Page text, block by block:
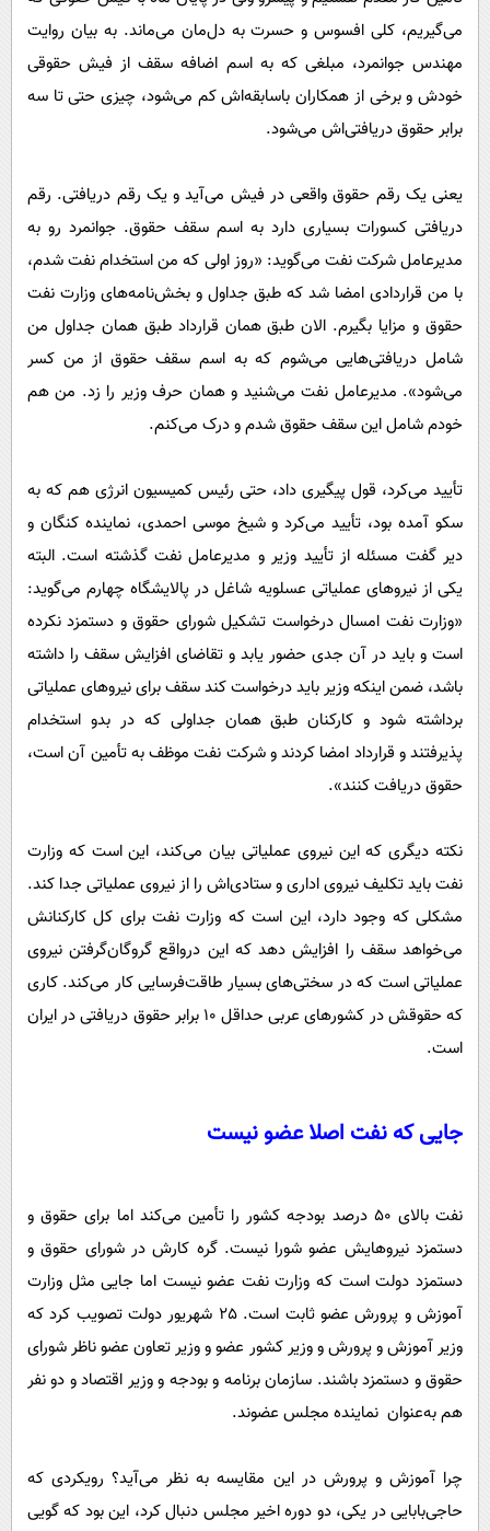
می‌گیریم، کلی افسوس و حسرت به دل‌مان می‌ماند. به بیان روایت
مهندس جوانمرد، مبلغی که به اسم اضافه سقف از فیش حقوقی
خودش و برخی از همکاران باسابقه‌اش کم می‌شود، چیزی حتی تا سه
برابر حقوق دریافتی‌اش می‌شود.
یعنی یک رقم حقوق واقعی در فیش می‌آید و یک رقم دریافتی. رقم
دریافتی کسورات بسیاری دارد به اسم سقف حقوق. جوانمرد رو به
مدیرعامل شرکت نفت می‌گوید: «روز اولی که من استخدام نفت شدم،
با من قراردادی امضا شد که طبق جداول و بخش‌نامه‌های وزارت نفت
حقوق و مزایا بگیرم. الان طبق همان قرارداد طبق همان جداول من
شامل دریافتی‌هایی می‌شوم که به اسم سقف حقوق از من کسر
می‌شود». مدیرعامل نفت می‌شنید و همان حرف وزیر را زد. من هم
خودم شامل این سقف حقوق شدم و درک می‌کنم.
تأیید می‌کرد، قول پیگیری داد، حتی رئیس کمیسیون انرژی هم که به
سکو آمده بود، تأیید می‌کرد و شیخ موسی احمدی، نماینده کنگان و
دیر گفت مسئله از تأیید وزیر و مدیرعامل نفت گذشته است. البته
یکی از نیروهای عملیاتی عسلویه شاغل در پالایشگاه چهارم می‌گوید:
«وزارت نفت امسال درخواست تشکیل شورای حقوق و دستمزد نکرده
است و باید در آن جدی حضور یابد و تقاضای افزایش سقف را داشته
باشد، ضمن اینکه وزیر باید درخواست کند سقف برای نیروهای عملیاتی
برداشته شود و کارکنان طبق همان جداولی که در بدو استخدام
پذیرفتند و قرارداد امضا کردند و شرکت نفت موظف به تأمین آن است،
حقوق دریافت کنند».
نکته دیگری که این نیروی عملیاتی بیان می‌کند، این است که وزارت
نفت باید تکلیف نیروی اداری و ستادی‌اش را از نیروی عملیاتی جدا کند.
مشکلی که وجود دارد، این است که وزارت نفت برای کل کارکنانش
می‌خواهد سقف را افزایش دهد که این در‌واقع گروگان‌گرفتن نیروی
عملیاتی است که در سختی‌های بسیار طاقت‌فرسایی کار می‌کند. کاری
که حقوقش در کشورهای عربی حداقل 10 برابر حقوق دریافتی در ایران
است.
جایی که نفت اصلا عضو نیست
نفت بالای 50 درصد بودجه کشور را تأمین می‌کند اما برای حقوق و
دستمزد نیروهایش عضو شورا نیست. گره کارش در شورای حقوق و
دستمزد دولت است که وزارت نفت عضو نیست اما جایی مثل وزارت
آموزش و پرورش عضو ثابت است. 25 شهریور دولت تصویب کرد که
وزیر آموزش‌ و پرورش و وزیر کشور عضو و وزیر تعاون عضو ناظر شورای
حقوق و دستمزد باشند. سازمان برنامه و بودجه و وزیر اقتصاد و دو نفر
هم به‌عنوان نماینده مجلس عضوند.
چرا آموزش و پرورش در این مقایسه به نظر می‌آید؟ رویکردی که
حاجی‌بابایی در یکی، دو دوره اخیر مجلس دنبال کرد، این بود که گویی